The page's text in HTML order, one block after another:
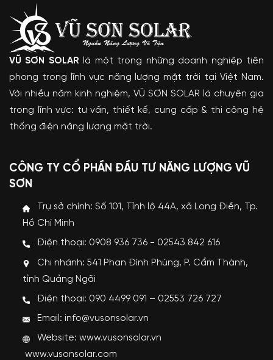
VŨ SƠN SOLAR là một trong những doanh nghiệp tiên
phong trong lĩnh vực năng lượng mặt trời tại Việt Nam.
Với nhiều năm kinh nghiệm, VŨ SƠN SOLAR là chuyên gia
trong lĩnh vực: tư vấn, thiết kế, cung cấp & thi công hệ
thống điện năng lượng mặt trời.
CÔNG TY CỔ PHẦN ĐẦU TƯ NĂNG LƯỢNG VŨ
SƠN
Trụ sở chính: Số 101, Tỉnh lộ 44A, xã Long Điền, Tp.
Hồ Chí Minh
Điện thoại: 0908 936 736 - 02543 842 616
Chi nhánh: 541 Phan Đình Phùng, P. Cẩm Thành,
tỉnh Quảng Ngãi
Điện thoại: 090 4499 091 – 02553 726 727
Email: info@vusonsolar.vn
Website:www.vusonsolar.vn
www.vusonsolar.com